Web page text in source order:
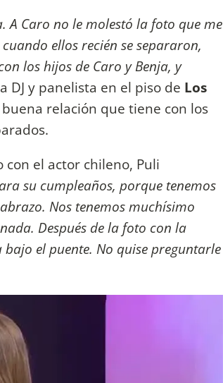
A Caro no le molestó la foto que me
ellos recién se separaron,
los hijos de Caro y Benja, y
DJ y panelista en el piso de Los
relación que tiene con los
con el actor chileno, Puli
su cumpleaños, porque tenemos
Nos tenemos muchísimo
Después de la foto con la
el puente. No quise preguntarle